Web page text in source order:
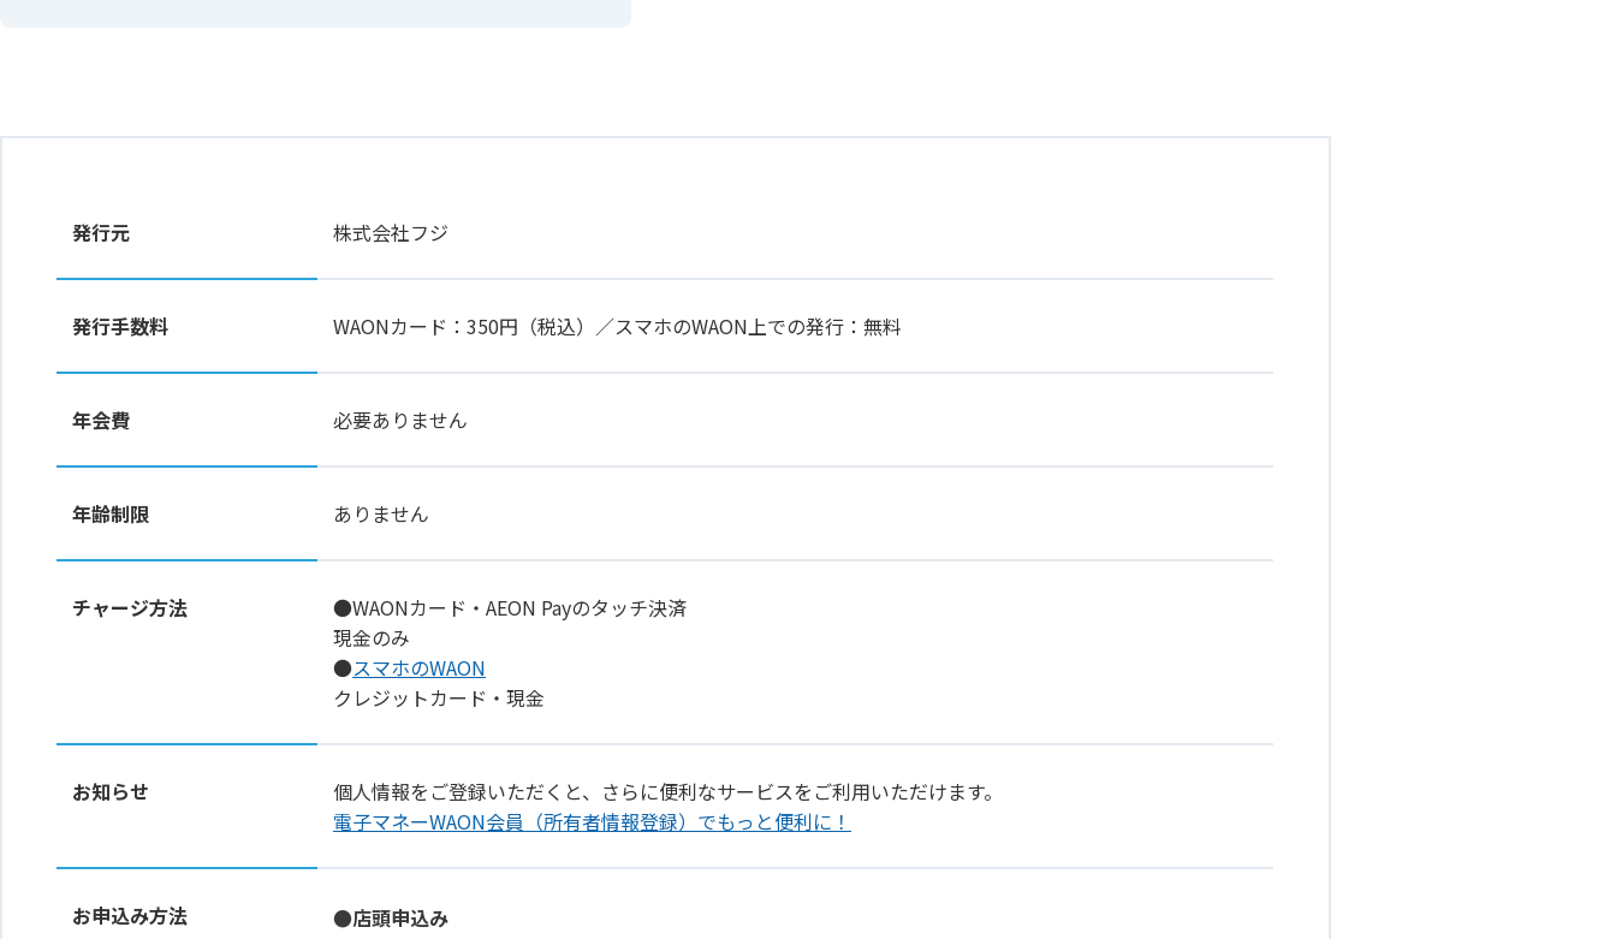
発行元 株式会社フジ
発行手数料 WAONカード：350円（税込）／スマホのWAON上での発行：無料
年会費 必要ありません
年齢制限 ありません
チャージ方法
●WAONカード・AEON Payのタッチ決済
現金のみ
●スマホのWAON
クレジットカード・現金
お知らせ
個人情報をご登録いただくと、さらに便利なサービスをご利用いただけます。
電子マネーWAON会員（所有者情報登録）でもっと便利に！
お申込み方法
●店頭申込み